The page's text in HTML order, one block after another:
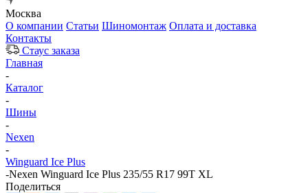
Москва
О компании Статьи Шиномонтаж Оплата и доставка
Контакты
Стаус заказа
Главная
-
Каталог
-
Шины
-
Nexen
-
Winguard Ice Plus
-Nexen Winguard Ice Plus 235/55 R17 99T XL
Поделиться